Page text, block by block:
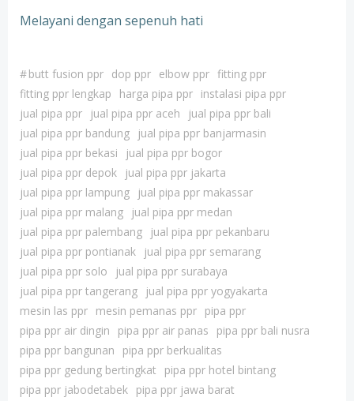
Melayani dengan sepenuh hati
#butt fusion ppr dop ppr elbow ppr fitting ppr
fitting ppr lengkap
harga pipa ppr instalasi pipa ppr
jual pipa ppr
jual pipa ppr aceh
jual pipa ppr bali
jual pipa ppr bandung
jual pipa ppr banjarmasin
jual pipa ppr bekasi
jual pipa ppr bogor
jual pipa ppr depok
jual pipa ppr jakarta
jual pipa ppr lampung
jual pipa ppr makassar
jual pipa ppr malang
jual pipa ppr medan
jual pipa ppr palembang
jual pipa ppr pekanbaru
jual pipa ppr pontianak
jual pipa ppr semarang
jual pipa ppr solo
jual pipa ppr surabaya
jual pipa ppr tangerang
jual pipa ppr yogyakarta
mesin las ppr mesin pemanas ppr pipa ppr
pipa ppr air dingin
pipa ppr air panas
pipa ppr bali nusra
pipa ppr bangunan
pipa ppr berkualitas
pipa ppr gedung bertingkat
pipa ppr hotel bintang
pipa ppr jabodetabek pipa ppr jawa barat